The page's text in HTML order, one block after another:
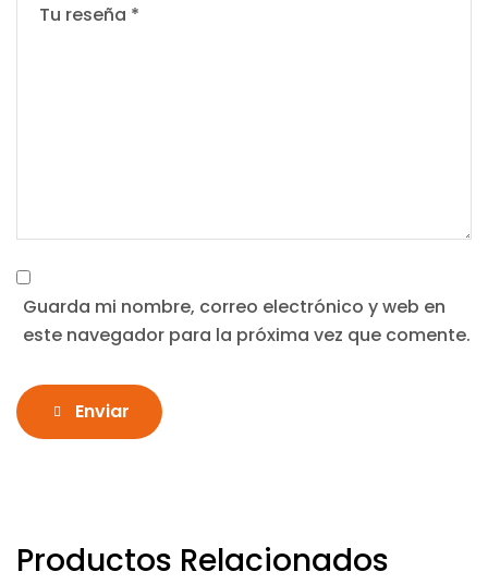
Guarda mi nombre, correo electrónico y web en
este navegador para la próxima vez que comente.
Enviar
Productos Relacionados